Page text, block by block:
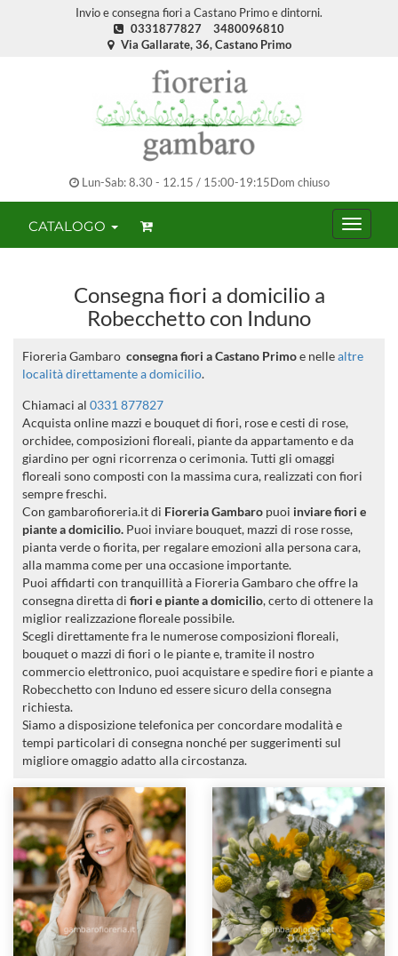
Invio e consegna fiori a Castano Primo e dintorni.
0331877827
3480096810
Via Gallarate, 36, Castano Primo
Lun-Sab: 8.30 - 12.15 / 15:00-19:15Dom chiuso
CATALOGO
Consegna fiori a domicilio a
Robecchetto con Induno
Fioreria Gambaro consegna fiori a Castano Primoe nellealtre
località direttamente a domicilio.
Chiamaci al 0331 877827
Acquista online mazzi e bouquet di fiori, rose e cesti di rose,
orchidee, composizioni floreali, piante da appartamento e da
giardino per ogni ricorrenza o cerimonia. Tutti gli omaggi
floreali sono composti con la massima cura, realizzati con fiori
sempre freschi.
Con gambarofioreria.it di Fioreria Gambaro puoi inviare fiori e
piante a domicilio. Puoi inviare bouquet, mazzi di rose rosse,
pianta verde o fiorita, per regalare emozioni alla persona cara,
alla mamma come per una occasione importante.
Puoi affidarti con tranquillità a Fioreria Gambaro che offre la
consegna diretta di fiori e piante a domicilio, certo di ottenere la
miglior realizzazione floreale possibile.
Scegli direttamente fra le numerose composizioni floreali,
bouquet o mazzi di fiori o le piante e, tramite il nostro
commercio elettronico, puoi acquistare e spedire fiori e piante a
Robecchetto con Induno ed essere sicuro della consegna
richiesta.
Siamo a disposizione telefonica per concordare modalità e
tempi particolari di consegna nonché per suggerimenti sul
migliore omaggio adatto alla circostanza.